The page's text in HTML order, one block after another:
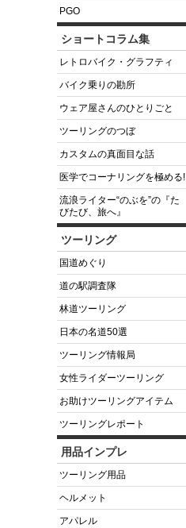
PGO
ショートコラム集
レトロバイク・グラフティ
バイク乗りの勘所
ウェア屋さんのひとりごと
ツーリングのつぼ
カスタムの真面目な話
医学でコーナリングを極める!
流浪ライター“のぶを”の『た
びたび、旅へ』
ツーリング
国道めぐり
道の駅調査隊
林道ツーリング
日本の名道50選
ツーリング情報局
女性ライダーツーリング
お助けツーリングアイテム
ツーリングレポート
用品インプレ
ツーリング用品
ヘルメット
アパレル